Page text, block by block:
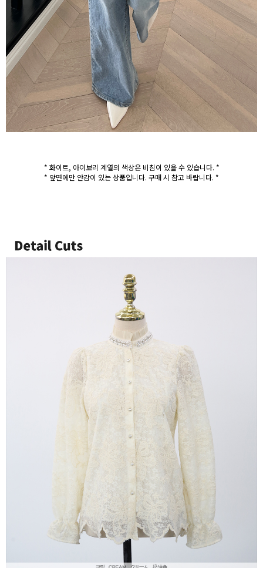
* 화이트, 아이보리 계열의 색상은 비침이 있을 수 있습니다. *
* 앞면에만 안감이 있는 상품입니다. 구매 시 참고 바랍니다. *